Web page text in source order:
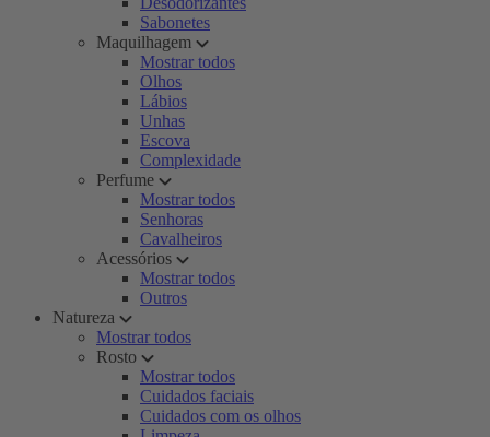
Sabonetes
Maquilhagem
Mostrar todos
Olhos
Lábios
Unhas
Escova
Complexidade
Perfume
Mostrar todos
Senhoras
Cavalheiros
Acessórios
Mostrar todos
Outros
Natureza
Mostrar todos
Rosto
Mostrar todos
Cuidados faciais
Cuidados com os olhos